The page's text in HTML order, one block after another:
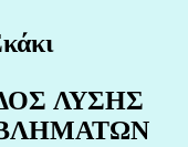
ΛΥΣΗΣ